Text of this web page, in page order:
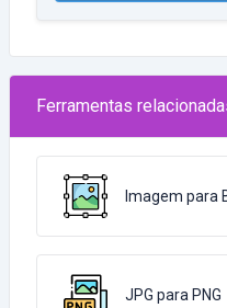
Ferramentas
Imagem para
JPG para PNG